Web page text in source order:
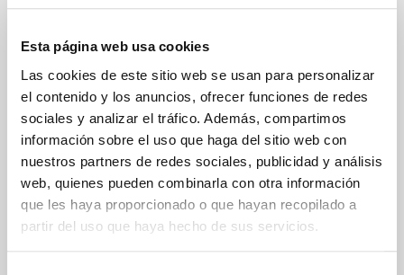
Esta página web usa cookies
Las cookies de este sitio web se usan para personalizar
el contenido y los anuncios, ofrecer funciones de redes
sociales y analizar el tráfico. Además, compartimos
información sobre el uso que haga del sitio web con
nuestros partners de redes sociales, publicidad y análisis
web, quienes pueden combinarla con otra información
que les haya proporcionado o que hayan recopilado a
partir del uso que haya hecho de sus servicios.
Nodular
Sectores Fundición de Hierro
Construcción y cemento
Energía eólica
Máquina herramienta
Minería
Naval
Troquelería